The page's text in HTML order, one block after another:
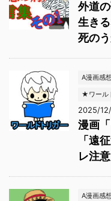
外道
生き
死のう
A漫画感
★ワール
2025/
漫画
「遠
レ注意
A漫画感